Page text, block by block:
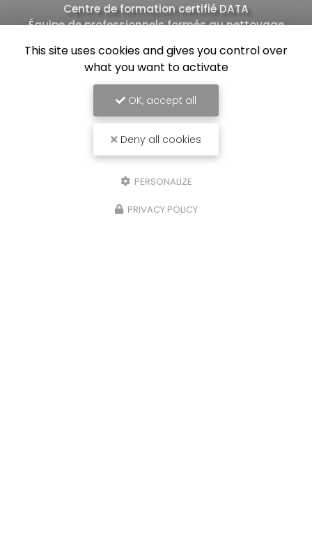
Centre de formation certifié DATA
Équipe de professionnels formés au nettoyage
This site uses cookies and gives you control over
what you want to activate
OK, accept all
Deny all cookies
PERSONALIZE
PRIVACY POLICY